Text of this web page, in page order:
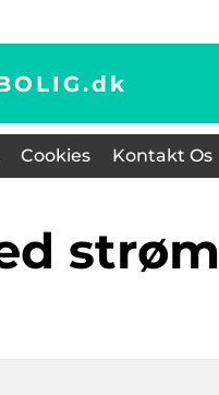
dk
Cookies Kontakt Os
strøm